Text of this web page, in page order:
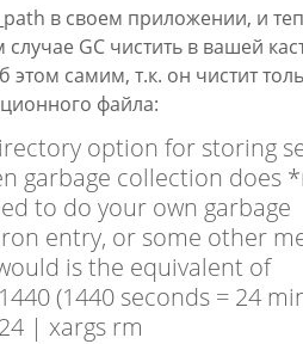
в своем приложении, и
GC чистить в вашей
самим, т.к. он чистит
файла:
option for storing
garbage collection does
to do your own garbage
entry, or some other
is the equivalent of
(1440 seconds = 24
| xargs rm